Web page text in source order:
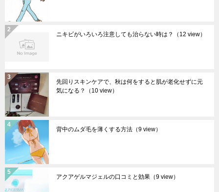
ニキビがいろいろ注意しても治らない時は？ （12 view）
先回りスキンケアで、秋は何をすると肌が老化せずに元
気になる？
（10 view）
背中のムダ毛を薄くする方法 （9 view）
アクアゲルマジェルの口コミと効果 （9 view）